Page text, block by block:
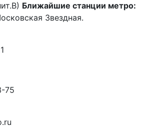
Ближайшие станции метро:
Звездная.
75